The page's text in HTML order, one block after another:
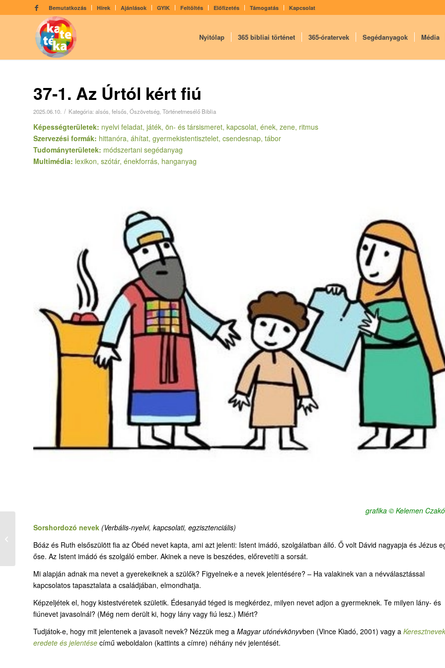
Bemutatkozás Hírek Ajánlások GYIK Feltöltés Előfizetés Támogatás Kapcsolat
Nyitólap 365 bibliai történet 365-óratervek Segédanyagok Média
37-1. Az Úrtól kért fiú
2025.06.10. / Kategória: alsós felsős Ószövetség Történetmesélő Biblia
Képességterületek: nyelvi feladat, játék, ön- és társismeret, kapcsolat, ének, zene, ritmus
Szervezési formák: hittanóra, áhítat, gyermekistentisztelet, csendesnap, tábor
Tudományterületek: módszertani segédanyag
Multimédia: lexikon, szótár, énekforrás, hanganyag
grafika © Kelemen
Sorshordozó nevek (Verbális-nyelvi, kapcsolati, egzisztenciális)
Bóáz és Ruth elsőszülött fia az Óbéd nevet kapta, ami azt jelenti: Istent imádó, szolgálatban álló. Ő volt Dávid nagyapja és Jézus
őse. Az Istent imádó és szolgáló ember. Akinek a neve is beszédes, előrevetíti a sorsát.
Mi alapján adnak ma nevet a gyerekeiknek a szülők? Figyelnek-e a nevek jelentésére? – Ha valakinek van a névválasztással
kapcsolatos tapasztalata a családjában, elmondhatja.
Képzeljétek el, hogy kistestvéretek születik. Édesanyád téged is megkérdez, milyen nevet adjon a gyermeknek. Te milyen lány- és
fiúnevet javasolnál? (Még nem derült ki, hogy lány vagy fiú lesz.) Miért?
Tudjátok-e, hogy mit jelentenek a javasolt nevek? Nézzük meg a Magyar utónévkönyvben (Vince Kiadó, 2001) vagy a Keresztnevek
eredete és jelentése című weboldalon (kattints a címre) néhány név jelentését.
36-2. Hálaadás és
derékpróba